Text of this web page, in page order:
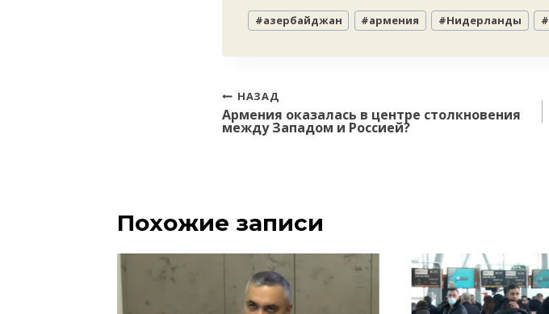
Метки
записи:
#азербайджан #армения #Нидерланды #
Навигация
по
записям
НАЗАД
Армения оказалась в центре столкновения
между Западом и Россией?
Похожие записи